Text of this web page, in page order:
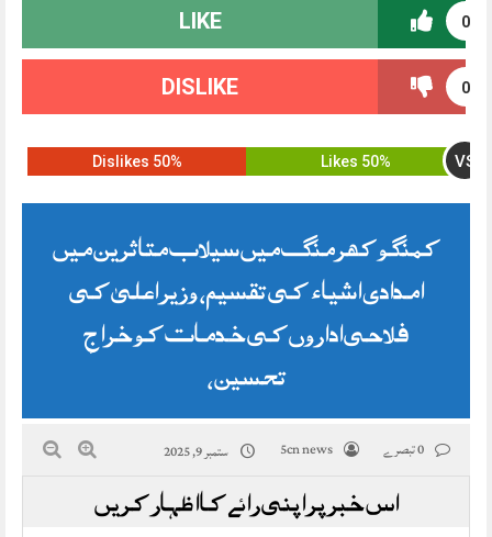
0
LIKE
0
DISLIKE
50% Likes VS
50% Dislikes
کمنگو کھرمنگ میں سیلاب متاثرین میں
امدادی اشیاء کی تقسیم، وزیر اعلیٰ کی
فلاحی اداروں کی خدمات کو خراجِ
تحسین،
5cn news ستمبر 9, 2025
اس خبر پر اپنی رائے کا اظہار کریں